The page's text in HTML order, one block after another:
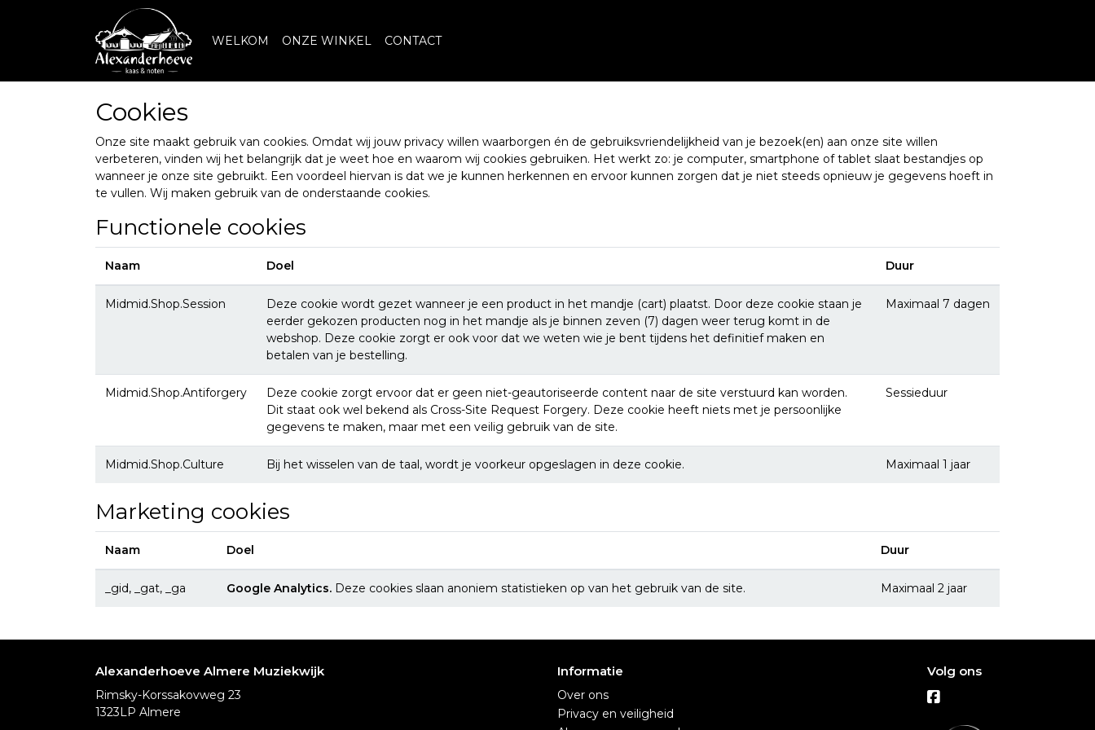
WELKOM ONZE WINKEL CONTACT
Cookies
Onze site maakt gebruik van cookies. Omdat wij jouw privacy willen waarborgen én de gebruiksvriendelijkheid van je bezoek(en) aan onze site willen
verbeteren, vinden wij het belangrijk dat je weet hoe en waarom wij cookies gebruiken. Het werkt zo: je computer, smartphone of tablet slaat bestandjes op
wanneer je onze site gebruikt. Een voordeel hiervan is dat we je kunnen herkennen en ervoor kunnen zorgen dat je niet steeds opnieuw je gegevens hoeft in
te vullen. Wij maken gebruik van de onderstaande cookies.
Functionele cookies
Naam Doel Duur
Midmid.Shop.Session
Deze cookie wordt gezet wanneer je een product in het mandje (cart) plaatst. Door deze cookie staan je
eerder gekozen producten nog in het mandje als je binnen zeven (7) dagen weer terug komt in de
webshop. Deze cookie zorgt er ook voor dat we weten wie je bent tijdens het definitief maken en
betalen van je bestelling.
Maximaal 7 dagen
Midmid.Shop.Antiforgery
Deze cookie zorgt ervoor dat er geen niet-geautoriseerde content naar de site verstuurd kan worden.
Dit staat ook wel bekend als Cross-Site Request Forgery. Deze cookie heeft niets met je persoonlijke
gegevens te maken, maar met een veilig gebruik van de site.
Sessieduur
Midmid.Shop.Culture Bij het wisselen van de taal, wordt je voorkeur opgeslagen in deze cookie. Maximaal 1 jaar
Marketing cookies
Naam Doel Duur
_gid, _gat, _ga Google Analytics. Deze cookies slaan anoniem statistieken op van het gebruik van de site. Maximaal 2 jaar
Alexanderhoeve Almere Muziekwijk
Rimsky-Korssakovweg 23
1323LP Almere
Informatie
Over ons
Privacy en veiligheid
Volg ons